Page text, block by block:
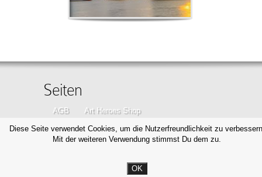
Seiten
AGB
Art Heroes Shop
Datenschutzerklärung
Disclaimer
Impressum
Kontakt
Diese Seite verwendet Cookies, um die Nutzerfreundlichkeit zu
Mit der weiteren Verwendung stimmst Du dem zu.
OK